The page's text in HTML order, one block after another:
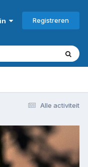
Registreren
Alle activiteit